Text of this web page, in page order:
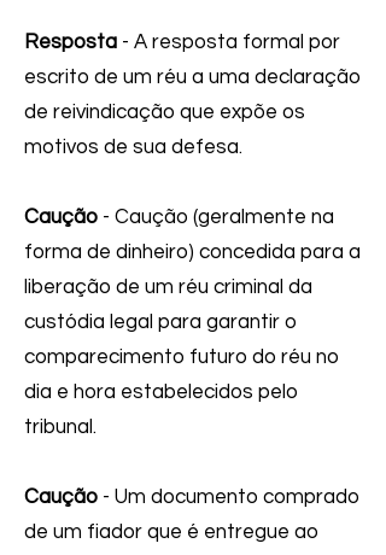
Resposta - A resposta formal por
escrito de um réu a uma declaração
de reivindicação que expõe os
motivos de sua defesa.
Caução - Caução (geralmente na
forma de dinheiro) concedida para a
liberação de um réu criminal da
custódia legal para garantir o
comparecimento futuro do réu no
dia e hora estabelecidos pelo
tribunal.
Caução - Um documento comprado
de um fiador que é entregue ao